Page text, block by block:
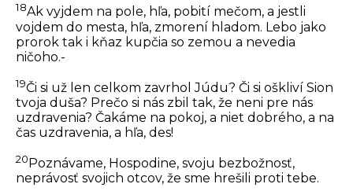
18Ak vyjdem na pole, hľa, pobití mečom, a jestli
vojdem do mesta, hľa, zmorení hladom. Lebo jako
prorok tak i kňaz kupčia so zemou a nevedia
ničoho.-
19Či si už len celkom zavrhol Júdu? Či si oškliví Sion
tvoja duša? Prečo si nás zbil tak, že neni pre nás
uzdravenia? Čakáme na pokoj, a niet dobrého, a na
čas uzdravenia, a hľa, des!
20 Poznávame, Hospodine, svoju bezbožnosť,
neprávosť svojich otcov, že sme hrešili proti tebe.